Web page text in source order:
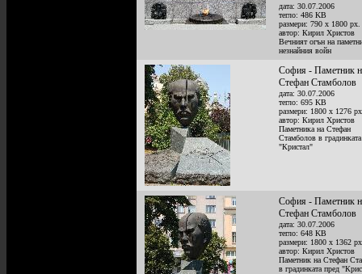
дата: 30.07.2006
тегло: 486 KB
размери: 790 x 1800 px.
автор: Кирил Христов
Вечният огън на
незнайния войн
София - Паметник
Стефан Стамболов
дата: 30.07.2006
тегло: 695 KB
размери: 1800 x 1276
автор: Кирил Христов
Паметника на Стефан
Стамболов в
"Кристал"
София - Паметник
Стефан Стамболов
дата: 30.07.2006
тегло: 648 KB
размери: 1800 x 1362
автор: Кирил Христов
Паметник на Стефан
в градинката пред